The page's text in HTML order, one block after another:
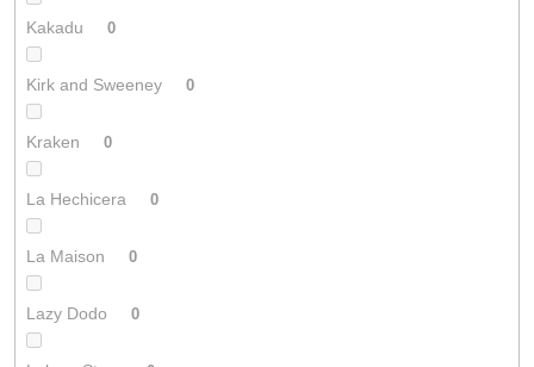
Kakadu 0
Kirk and Sweeney 0
Kraken 0
La Hechicera 0
La Maison 0
Lazy Dodo 0